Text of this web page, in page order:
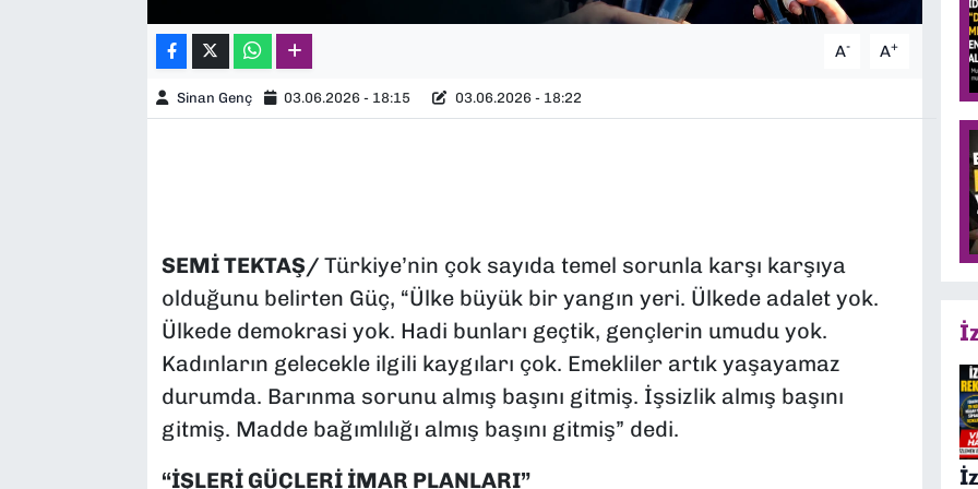
A- A+
Sinan Genç 03.06.2026 - 18:15 03.06.2026 - 18:22
SEMİ TEKTAŞ/ Türkiye’nin çok sayıda temel sorunla karşı karşıya
olduğunu belirten Güç, “Ülke büyük bir yangın yeri. Ülkede adalet yok.
Ülkede demokrasi yok. Hadi bunları geçtik, gençlerin umudu yok.
Kadınların gelecekle ilgili kaygıları çok. Emekliler artık yaşayamaz
durumda. Barınma sorunu almış başını gitmiş. İşsizlik almış başını
gitmiş. Madde bağımlılığı almış başını gitmiş” dedi.
“İŞLERİ GÜÇLERİ İMAR PLANLARI”